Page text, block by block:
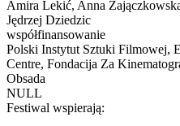
Amira Lekić, Anna
Jędrzej Dziedzic
współfinansowanie
Polski Instytut Sztuki Filmowej,
Centre, Fondacija Za
Obsada
NULL
Festiwal wspierają: